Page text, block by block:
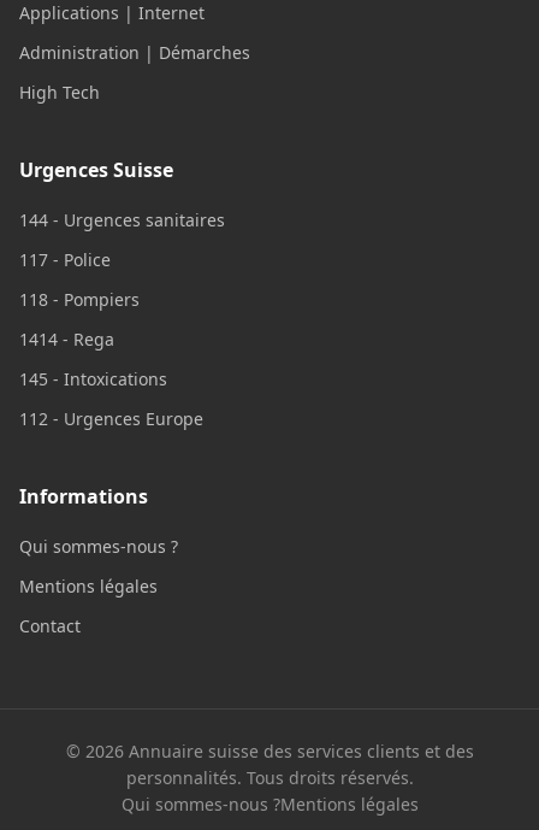
Applications | Internet
Administration | Démarches
High Tech
Urgences Suisse
144 - Urgences sanitaires
117 - Police
118 - Pompiers
1414 - Rega
145 - Intoxications
112 - Urgences Europe
Informations
Qui sommes-nous ?
Mentions légales
Contact
© 2026 Annuaire suisse des services clients et des
personnalités. Tous droits réservés.
Qui sommes-nous ?Mentions légales